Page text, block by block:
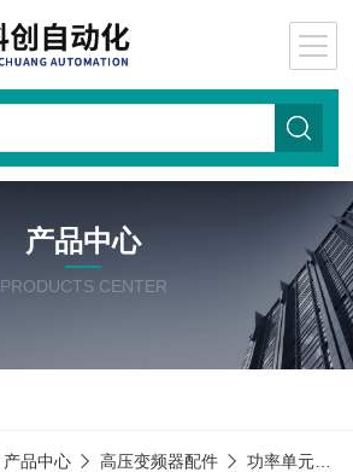
产品中心
PRODUCTS CENTER
产品中心 高压变频器配件 功率单元